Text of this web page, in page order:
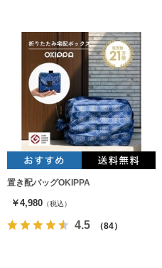
置き配バッグOKIPPA
￥4,980 （税込）
4.5 （84）